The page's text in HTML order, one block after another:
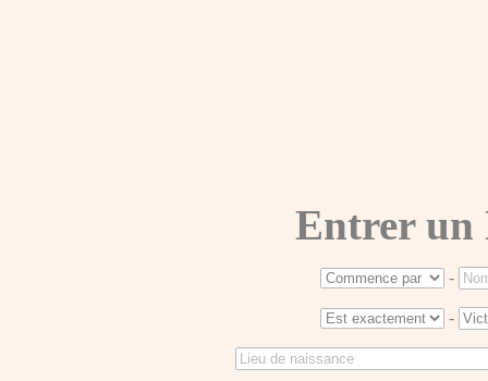
Entrer un
-
-